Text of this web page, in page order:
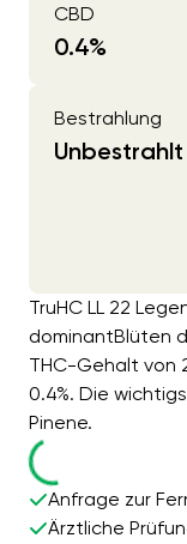
CBD
0.4%
Bestrahlung
Unbestrahlt
TruHC LL 22
dominantBlüten
THC-Gehalt von
0.4%. Die
Pinene.
Anfrage zur
Ärztliche